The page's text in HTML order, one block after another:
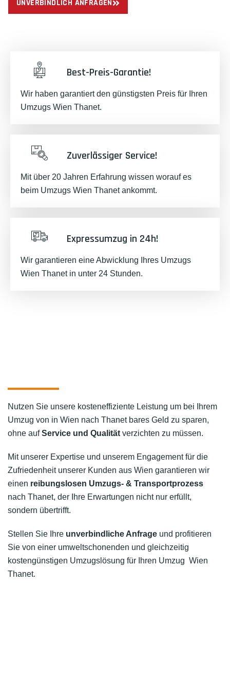
UNVERBINDLICH ANFRAGEN
Best-Preis-Garantie!
Wir haben garantiert den günstigsten Preis für Ihren
Umzugs Wien Thanet.
Zuverlässiger Service!
Mit über 20 Jahren Erfahrung wissen worauf es
beim Umzugs Wien Thanet ankommt.
Expressumzug in 24h!
Wir garantieren eine Abwicklung Ihres Umzugs
Wien Thanet in unter 24 Stunden.
Nutzen Sie unsere kosteneffiziente Leistung um bei Ihrem
Umzug von in Wien nach Thanet bares Geld zu sparen,
ohne aufService und Qualität verzichten zu müssen.
Mit unserer Expertise und unserem Engagement für die
Zufriedenheit unserer Kunden aus Wien garantieren wir
einen reibungslosen Umzugs- & Transportprozess
nach Thanet, der Ihre Erwartungen nicht nur erfüllt,
sondern übertrifft.
Stellen Sie Ihre unverbindliche Anfrage und profitieren
Sie von einer umweltschonenden und gleichzeitig
kostengünstigen Umzugslösung für Ihren Umzug Wien
Thanet.